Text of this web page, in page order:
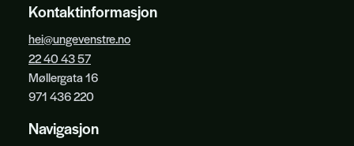
Kontaktinformasjon
hei@ungevenstre.no
22 40 43 57
Møllergata 16
971 436 220
Navigasjon